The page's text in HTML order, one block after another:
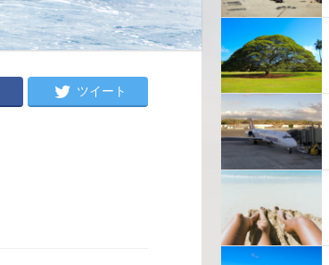
ツイート